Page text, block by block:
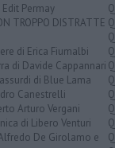
Permay
TROPPO DISTRATTE
di Erica Fiumalbi
di Davide Cappannari
di Blue Lama
Canestrelli
Arturo Vergani
di Libero Venturi
De Girolamo e